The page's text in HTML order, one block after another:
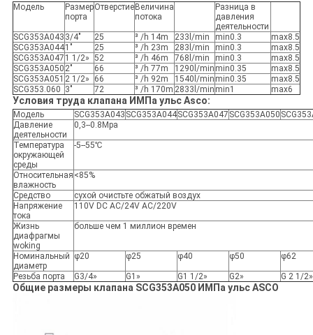
Модель
Размер
порта
Отверстие Величина
потока
Разница в
давления
деятельности
SCG353A043 3/4" 25 ³ /h 14m 233l/min min0.3
max8.5
SCG353A0441" 25 ³ /h 23m 283l/min min0.3
max8.5
SCG353A047 1 1/2» 52 ³ /h 46m 768l/min min0.3
max8.5
SCG353A050 2" 66 ³ /h 77m 1290l/min min0.35
max8.5
SCG353A051 2 1/2» 66 ³ /h 92m 1540l/min min0.35
max8.5
SCG353.060 3" 72 ³ /h 170m 2833l/min min1 max6
Условия труда клапана ИМПа ульс Asco:
Модель SCG353A043 SCG353A044SCG353A047 SCG353A050
Давление
деятельности
0,3--0.8Mpa
Температура
окружающей
среды
-5--55℃
Относительная
влажность
<85%
Средство
сухой очистьте обжатый воздух
Напряжение
тока
110V DC AC/24V AC/220V
Жизнь
диафрагмы
woking
больше чем 1 миллион времен
Номинальный
диаметр
φ20 φ25 φ40 φ50 φ62
Резьба порта G3/4» G1» G1 1/2» G2» G 2 1/2»
Общие размеры клапана SCG353A050 ИМПа ульс ASCO